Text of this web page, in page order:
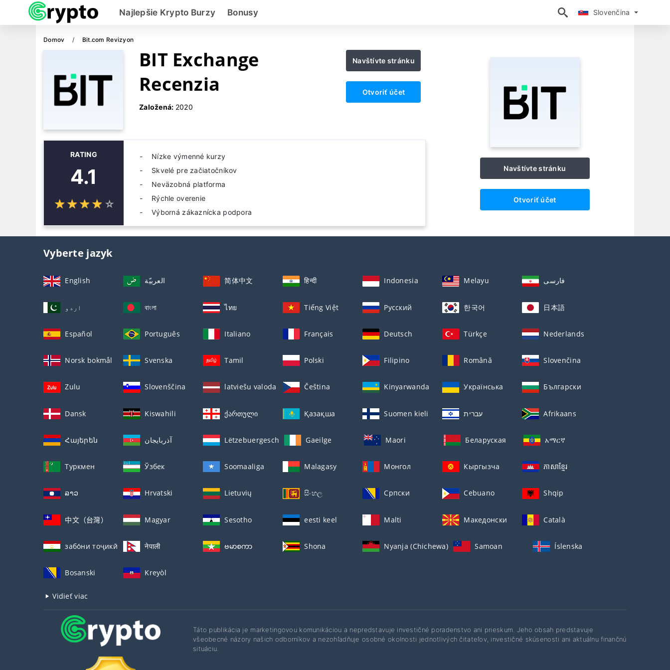
Slovenčina
Najlepšie Krypto Burzy Bonusy Slovenčina
Domov Bit.com Revizyon
BIT Exchange
Recenzia
Založená: 2020
Navštívte stránku
Otvoriť účet
RATING
4.1
☆☆☆☆ ☆
★★★★ ★
Nízke výmenné kurzy
Skvelé pre začiatočníkov
Neväzobná platforma
Rýchle overenie
Výborná zákaznícka podpora
Navštívte stránku
Otvoriť účet
Vyberte jazyk
English العربيّة 简体中文 हिन्दी Indonesia Melayu فارسی
اردو বাংলা ไทย Tiếng Việt Русский 한국어 日本語
Español Português Italiano Français Deutsch Türkçe Nederlands
Norsk bokmål Svenska Tamil Polski Filipino Română Slovenčina
Zulu Slovenščina latviešu valoda Čeština Kinyarwanda Українська Български
Dansk Kiswahili ქართული Қазақша Suomen kieli עברית Afrikaans
Հայերեն آذربايجان Lëtzebuergesch Gaeilge Maori Беларуская አማርኛ
Туркмен Ўзбек Soomaaliga Malagasy Монгол Кыргызча ភាសាខ្មែរ
ລາວ Hrvatski Lietuvių සිංහල Српски Cebuano Shqip
中文（台灣） Magyar Sesotho eesti keel Malti Македонски Català
забо́ни тоҷикӣ́ नेपाली ဗမာစကာ Shona Nyanja (Chichewa) Samoan Íslenska
Bosanski Kreyòl
Vidieť viac
Táto publikácia je marketingovou komunikáciou a nepredstavuje investičné poradenstvo ani prieskum. Jeho obsah predstavuje
všeobecné názory našich odborníkov a nezohľadňuje osobné okolnosti jednotlivých čitateľov, investičné skúsenosti ani aktuálnu finančnú
situáciu.